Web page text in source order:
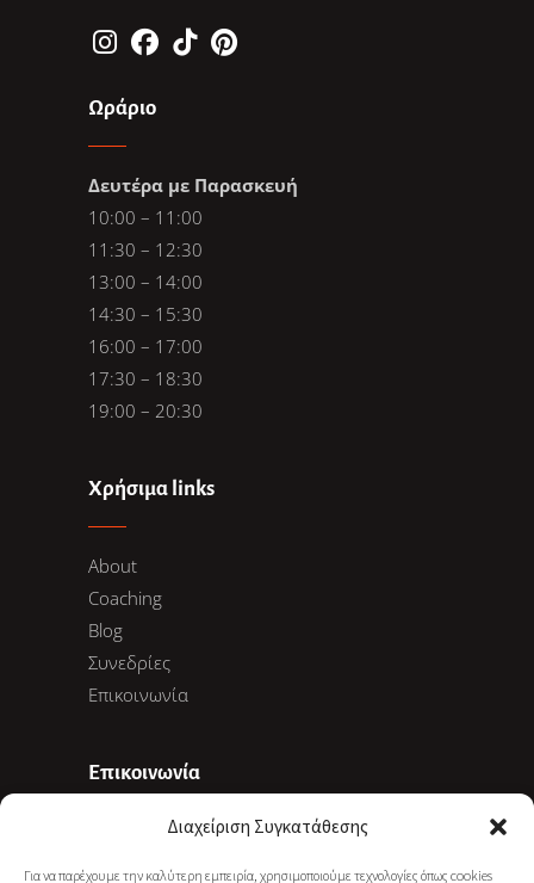
Διαχείριση Συγκατάθεσης
Για να παρέχουμε την καλύτερη εμπειρία, χρησιμοποιούμε τεχνολογίες όπως cookies
Ωράριο
Δευτέρα με Παρασκευή
10:00 – 11:00
11:30 – 12:30
13:00 – 14:00
14:30 – 15:30
16:00 – 17:00
17:30 – 18:30
19:00 – 20:30
Χρήσιμα links
About
Coaching
Blog
Συνεδρίες
Επικοινωνία
Επικοινωνία